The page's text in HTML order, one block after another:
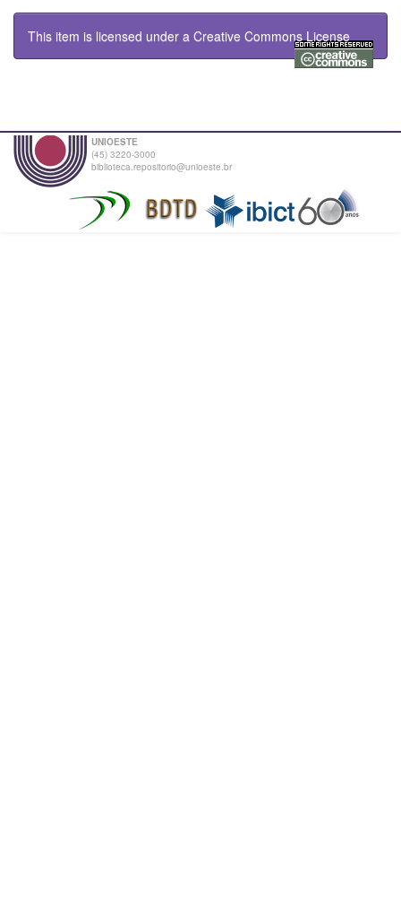
This item is licensed under a Creative Commons License
UNIOESTE
(45) 3220-3000
biblioteca.repositorio@unioeste.br